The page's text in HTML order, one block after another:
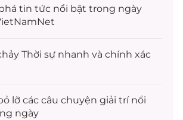
tin tức nổi bật trong ngày
Thời sự nhanh và chính xác
lỡ các câu chuyện giải trínổi
ngày